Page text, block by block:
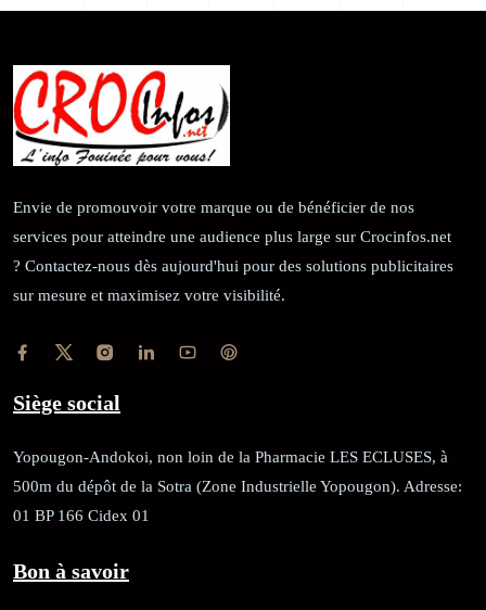
Envie de promouvoir votre marque ou de bénéficier de nos
services pour atteindre une audience plus large sur Crocinfos.net
? Contactez-nous dès aujourd'hui pour des solutions publicitaires
sur mesure et maximisez votre visibilité.
Siège social
Yopougon-Andokoi, non loin de la Pharmacie LES ECLUSES, à
500m du dépôt de la Sotra (Zone Industrielle Yopougon). Adresse:
01 BP 166 Cidex 01
Bon à savoir